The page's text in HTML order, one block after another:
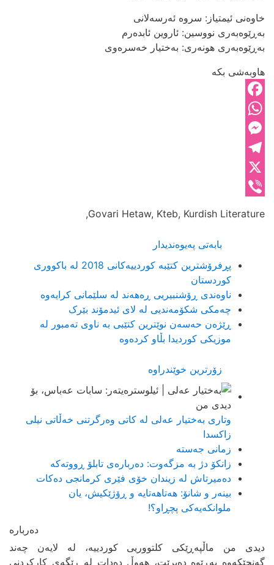
خاوەنی ئیمتیاز: سروە ئەرسەلانی
بەڕێوەبەری نووسین: ئاروین ئابدەرم
بەڕێوەبەری هونەری: بەختیار خەسرەوی
هاوبەشی بکە
Facebook
WhatsApp
Messenger
Telegram
X
Govari Hetaw, Kteb, Kurdish Literature,
بابەتی پەیوەندیدار
پڕفرۆشترين كتێبە کوردییەکانی 2018 لە باکووری
کوردستان
ناوەندی ڕۆشنبیریی ڕەھەند لە سلێمانی کرایەوە
چەمکی شکۆمەندیی لە لای ئیدمۆند بێرک
ڕێژەن حەسەن نوێترین کتێبی بە ناوی تەمبور لە
موزیکی کوردیدا بڵاو کردەوە
زۆرترین خوێندراوە
وتاری بەختیار عەلی لە کاتی وەرگرتنی خەڵاتی نیلی
زاکسدا
زمانی جەستە
زانکۆ دژ بە مزگەوت: دەربارەى تابلۆ ڕووتەکە
ده‌میرتاش له‌ زیندان خۆی فێری كرمانجی ده‌كات
بینەر و شانۆ: هەتاھەتایە و ڕۆژێکیش، یان
ملوانکەیەکی پچڕاو؟!
دیدی من ماڵپەڕێکی کلتووریی کوردییە، لە لایەن چەند
گەنجێكه‌وه‌ بەڕێوە دەبرێت، هەوڵ دەدات لە ڕێگەی کارکردنی